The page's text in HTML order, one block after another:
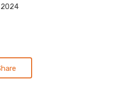
2024